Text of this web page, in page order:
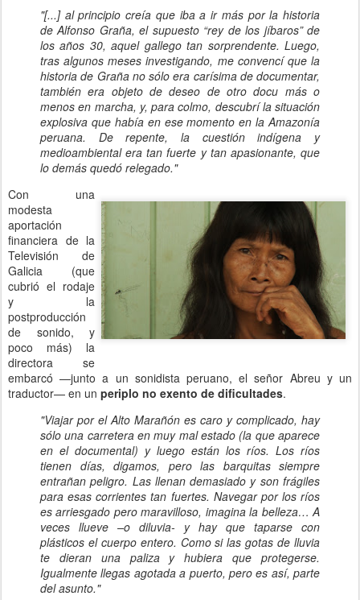
"[...] al principio creía que iba a ir más por la historia
de Alfonso Graña, el supuesto “rey de los jíbaros” de
los años 30, aquel gallego tan sorprendente. Luego,
tras algunos meses investigando, me convencí que la
historia de Graña no sólo era carísima de documentar,
también era objeto de deseo de otro docu más o
menos en marcha, y, para colmo, descubrí la situación
explosiva que había en ese momento en la Amazonía
peruana. De repente, la cuestión indígena y
medioambiental era tan fuerte y tan apasionante, que
lo demás quedó relegado."
Con una
modesta
aportación
financiera de la
Televisión de
Galicia (que
cubrió el rodaje
y la
postproducción
de sonido, y
poco más) la
directora se
embarcó —junto a un sonidista peruano, el señor Abreu y un
traductor— en un periplo no exento de dificultades.
"Viajar por el Alto Marañón es caro y complicado, hay
sólo una carretera en muy mal estado (la que aparece
en el documental) y luego están los ríos. Los ríos
tienen días, digamos, pero las barquitas siempre
entrañan peligro. Las llenan demasiado y son frágiles
para esas corrientes tan fuertes. Navegar por los ríos
es arriesgado pero maravilloso, imagina la belleza… A
veces llueve –o diluvia- y hay que taparse con
plásticos el cuerpo entero. Como si las gotas de lluvia
te dieran una paliza y hubiera que protegerse.
Igualmente llegas agotada a puerto, pero es así, parte
del asunto."